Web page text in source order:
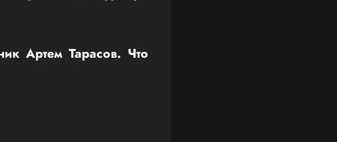
Артем Тарасов. Что